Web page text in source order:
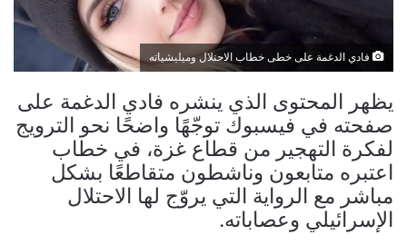
فادي الدغمة على خطى خطاب الاحتلال وميليشياته
يظهر المحتوى الذي ينشره فادي الدغمة على
صفحته في فيسبوك توجّهًا واضحًا نحو الترويج
لفكرة التهجير من قطاع غزة، في خطاب
اعتبره متابعون وناشطون متقاطعًا بشكل
مباشر مع الرواية التي يروّج لها الاحتلال
الإسرائيلي وعصاباته.